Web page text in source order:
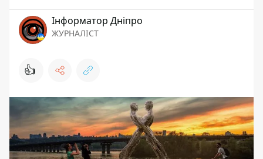
Інформатор Дніпро
ЖУРНАЛІСТ
👍